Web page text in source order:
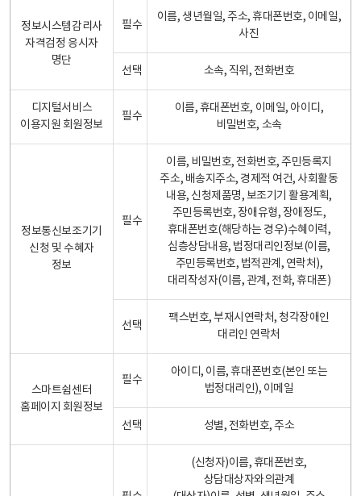
정보시스템감리사
자격검정 응시자
명단
필수
이름, 생년월일, 주소, 휴대폰번호, 이메일,
사진
선택 소속, 직위, 전화번호
디지털서비스
이용지원 회원정보
필수
이름, 휴대폰번호, 이메일, 아이디,
비밀번호, 소속
정보통신보조기기
신청 및 수혜자
정보
필수
이름, 비밀번호, 전화번호, 주민등록지
주소, 배송지주소, 경제적 여건, 사회활동
내용, 신청제품명, 보조기기 활용계획,
주민등록번호, 장애유형, 장애정도,
휴대폰번호(해당하는 경우)수혜이력,
심층상담내용, 법정대리인정보(이름,
주민등록번호, 법적관계, 연락처),
대리작성자(이름, 관계, 전화, 휴대폰)
선택
팩스번호, 부재시연락처, 청각장애인
대리인 연락처
스마트쉼센터
홈페이지 회원정보
필수
아이디, 이름, 휴대폰번호(본인 또는
법정대리인), 이메일
선택 성별, 전화번호, 주소
(신청자)이름, 휴대폰번호,
상담대상자와의관계